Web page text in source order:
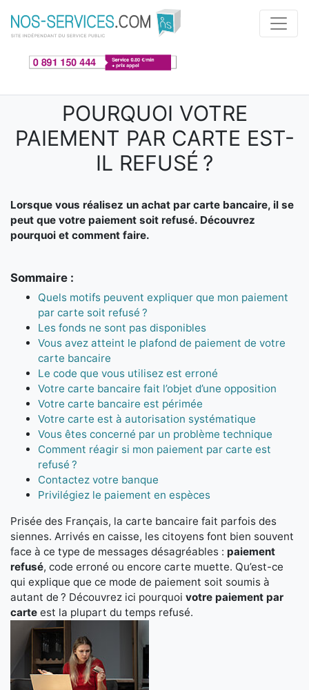
Aller au contenu principal
POURQUOI VOTRE
PAIEMENT PAR CARTE EST-
IL REFUSÉ ?
Lorsque vous réalisez un achat par carte bancaire, il se
peut que votre paiement soit refusé. Découvrez
pourquoi et comment faire.
Sommaire :
Quels motifs peuvent expliquer que mon paiement
par carte soit refusé ?
Les fonds ne sont pas disponibles
Vous avez atteint le plafond de paiement de votre
carte bancaire
Le code que vous utilisez est erroné
Votre carte bancaire fait l’objet d’une opposition
Votre carte bancaire est périmée
Votre carte est à autorisation systématique
Vous êtes concerné par un problème technique
Comment réagir si mon paiement par carte est
refusé ?
Contactez votre banque
Privilégiez le paiement en espèces
Prisée des Français, la carte bancaire fait parfois des
siennes. Arrivés en caisse, les citoyens font bien souvent
face à ce type de messages désagréables : paiement
refusé, code erroné ou encore carte muette. Qu’est-ce
qui explique que ce mode de paiement soit soumis à
autant de ? Découvrez ici pourquoi votre paiement par
carte est la plupart du temps refusé.